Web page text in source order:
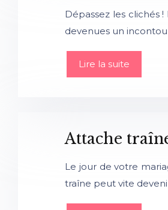
Dépassez les clichés
devenues un
Lire la suite
Attache
Le jour de votre
traîne peut vite